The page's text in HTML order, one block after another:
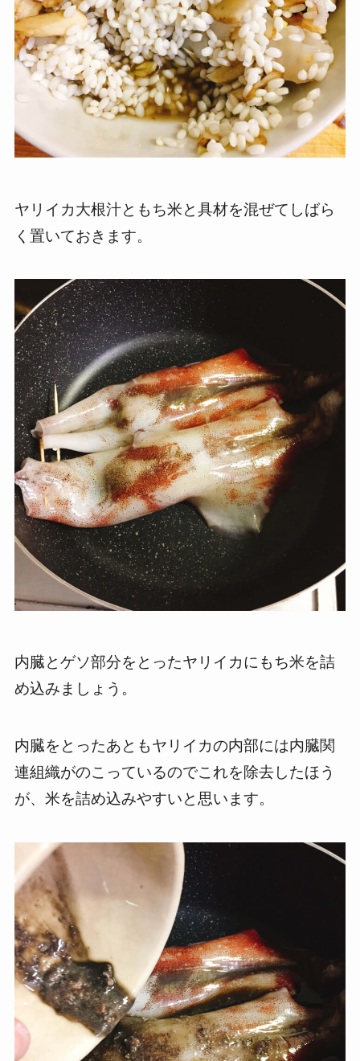
ヤリイカ大根汁ともち米と具材を混ぜてしばら
く置いておきます。
内臓とゲソ部分をとったヤリイカにもち米を詰
め込みましょう。
内臓をとったあともヤリイカの内部には内臓関
連組織がのこっているのでこれを除去したほう
が、米を詰め込みやすいと思います。